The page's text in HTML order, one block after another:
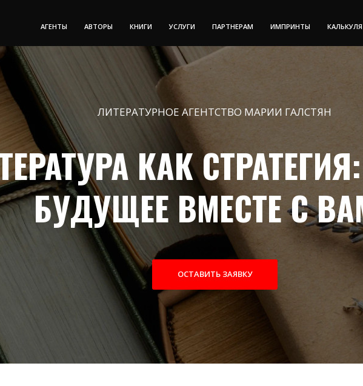
АГЕНТЫ АВТОРЫ КНИГИ УСЛУГИ ПАРТНЕРАМ ИМПРИНТЫ
ЛИТЕРАТУРНОЕ АГЕНТСТВО МАРИИ ГАЛСТЯН
КАК
БУДУЩЕЕ ВМЕСТЕ С
ОСТАВИТЬ ЗАЯВКУ